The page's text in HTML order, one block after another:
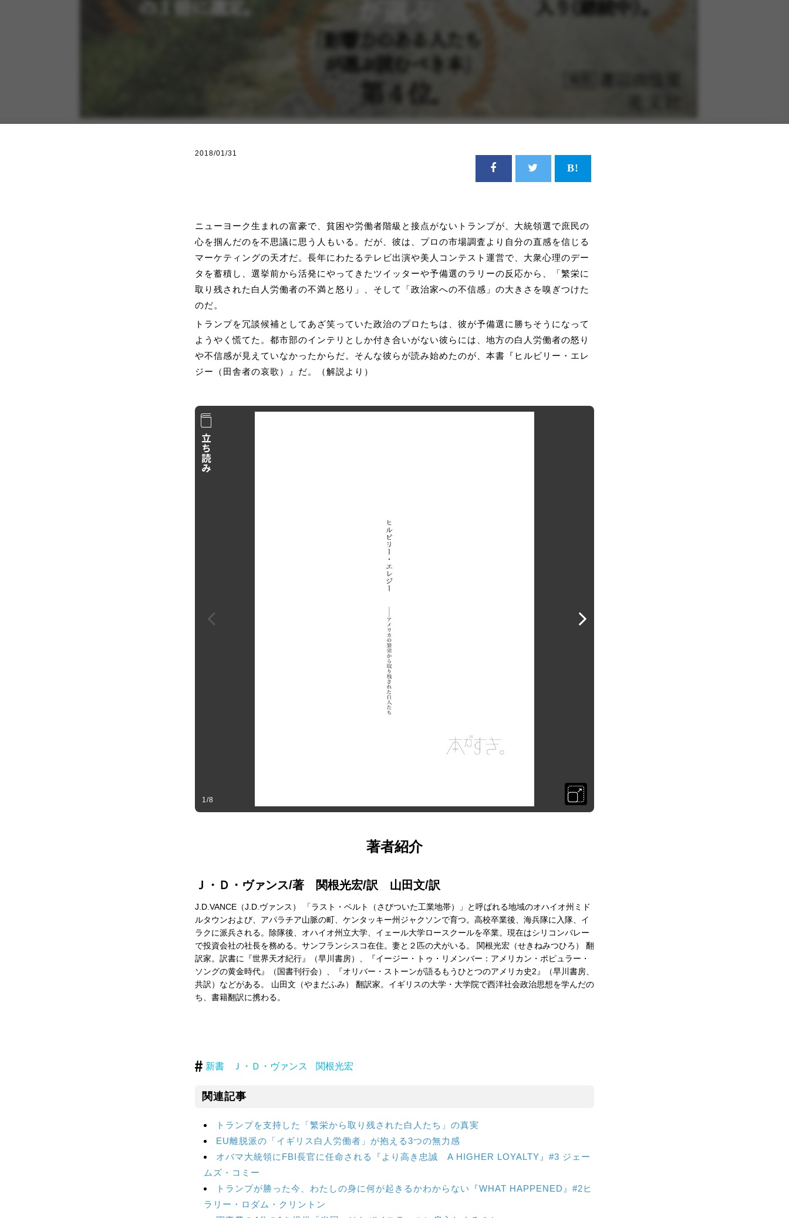
2018/01/31
ニューヨーク生まれの富豪で、貧困や労働者階級と接点がないトランプが、大統領選で庶民の
心を掴んだのを不思議に思う人もいる。だが、彼は、プロの市場調査より自分の直感を信じる
マーケティングの天才だ。長年にわたるテレビ出演や美人コンテスト運営で、大衆心理のデー
タを蓄積し、選挙前から活発にやってきたツイッターや予備選のラリーの反応から、「繁栄に
取り残された白人労働者の不満と怒り」、そして「政治家への不信感」の大きさを嗅ぎつけた
のだ。
トランプを冗談候補としてあざ笑っていた政治のプロたちは、彼が予備選に勝ちそうになって
ようやく慌てた。都市部のインテリとしか付き合いがない彼らには、地方の白人労働者の怒り
や不信感が見えていなかったからだ。そんな彼らが読み始めたのが、本書『ヒルビリー・エレ
ジー（田舎者の哀歌）』だ。（解説より）
1 /8
著者紹介
Ｊ・Ｄ・ヴァンス/著 関根光宏/訳 山田文/訳
J.D.VANCE（J.D.ヴァンス） 「ラスト・ベルト（さびついた工業地帯）」と呼ばれる地域のオハイオ州ミド
ルタウンおよび、アパラチア山脈の町、ケンタッキー州ジャクソンで育つ。高校卒業後、海兵隊に入隊、イ
ラクに派兵される。除隊後、オハイオ州立大学、イェール大学ロースクールを卒業。現在はシリコンバレー
で投資会社の社長を務める。サンフランシスコ在住。妻と２匹の犬がいる。 関根光宏（せきねみつひろ） 翻
訳家。訳書に『世界天才紀行』（早川書房）、『イージー・トゥ・リメンバー：アメリカン・ポピュラー・
ソングの黄金時代』（国書刊行会）、『オリバー・ストーンが語るもうひとつのアメリカ史2』（早川書房、
共訳）などがある。 山田文（やまだふみ） 翻訳家。イギリスの大学・大学院で西洋社会政治思想を学んだの
ち、書籍翻訳に携わる。
新書 Ｊ・Ｄ・ヴァンス 関根光宏
関連記事
トランプを支持した「繁栄から取り残された白人たち」の真実
EU離脱派の「イギリス白人労働者」が抱える3つの無力感
オバマ大統領にFBI長官に任命される『より高き忠誠 A HIGHER LOYALTY』#3 ジェー
ムズ・コミー
トランプが勝った今、わたしの身に何が起きるかわからない『WHAT HAPPENED』#2ヒ
ラリー・ロダム・クリントン